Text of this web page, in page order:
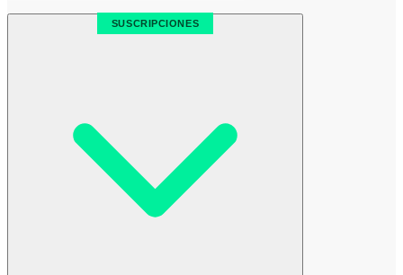
SUSCRIPCIONES